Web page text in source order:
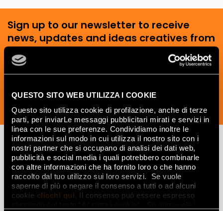
QUESTO SITO WEB UTILIZZA I COOKIE
Questo sito utilizza cookie di profilazione, anche di terze
parti, per inviarLe messaggi pubblicitari mirati e servizi in
linea con le sue preferenze. Condividiamo inoltre le
informazioni sul modo in cui utilizza il nostro sito con i
nostri partner che si occupano di analisi dei dati web,
pubblicità e social media i quali potrebbero combinarle
con altre informazioni che ha fornito loro o che hanno
raccolto dal tuo utilizzo sui loro servizi. Se vuole
saperne di più o negare il consenso a tutti o ad alcuni
cookie clicchi qui. Il consenso può essere espresso
Sign up to our newsletter to receive
news, updates and ideas creatives from
the world of ceramics and interior
design.
SUBSCRIBE NOW
Lasciati
ispirare
da ambienti